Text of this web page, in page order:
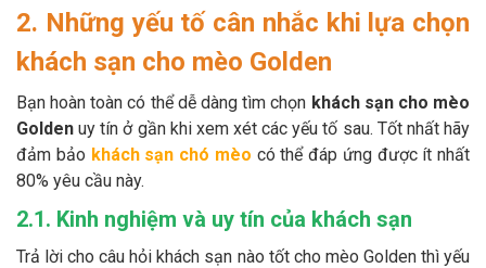
2. Những yếu tố cân nhắc khi lựa chọn
khách sạn cho mèo Golden
Bạn hoàn toàn có thể dễ dàng tìm chọn khách sạn cho mèo
Golden uy tín ở gần khi xem xét các yếu tố sau. Tốt nhất hãy
đảm bảo khách sạn chó mèo có thể đáp ứng được ít nhất
80% yêu cầu này.
2.1. Kinh nghiệm và uy tín của khách sạn
Trả lời cho câu hỏi khách sạn nào tốt cho mèo Golden thì yếu